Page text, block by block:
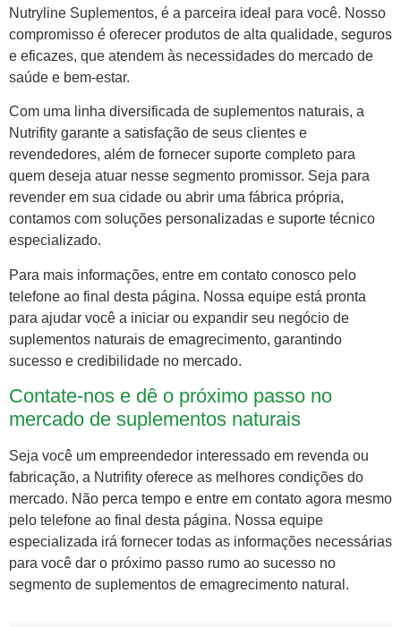
Nutryline Suplementos, é a parceira ideal para você. Nosso
compromisso é oferecer produtos de alta qualidade, seguros
e eficazes, que atendem às necessidades do mercado de
saúde e bem-estar.
Com uma linha diversificada de suplementos naturais, a
Nutrifity garante a satisfação de seus clientes e
revendedores, além de fornecer suporte completo para
quem deseja atuar nesse segmento promissor. Seja para
revender em sua cidade ou abrir uma fábrica própria,
contamos com soluções personalizadas e suporte técnico
especializado.
Para mais informações, entre em contato conosco pelo
telefone ao final desta página. Nossa equipe está pronta
para ajudar você a iniciar ou expandir seu negócio de
suplementos naturais de emagrecimento, garantindo
sucesso e credibilidade no mercado.
Contate-nos e dê o próximo passo no
mercado de suplementos naturais
Seja você um empreendedor interessado em revenda ou
fabricação, a Nutrifity oferece as melhores condições do
mercado. Não perca tempo e entre em contato agora mesmo
pelo telefone ao final desta página. Nossa equipe
especializada irá fornecer todas as informações necessárias
para você dar o próximo passo rumo ao sucesso no
segmento de suplementos de emagrecimento natural.